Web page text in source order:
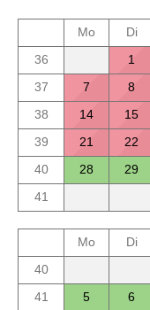
Mo
Di
36
1
37
7 8
38
14 15
39
21 22
40
28 29
41
Mo
Di
40
41
5 6